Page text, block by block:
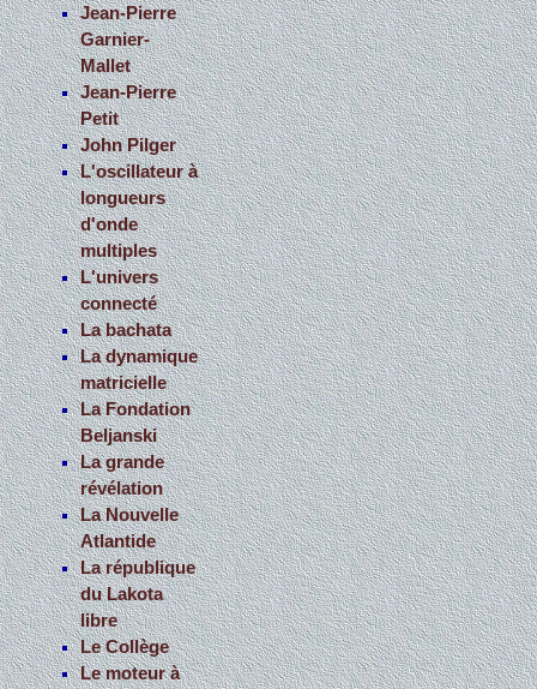
Jean-Pierre
Garnier-
Mallet
Jean-Pierre
Petit
John Pilger
L'oscillateur à
longueurs
d'onde
multiples
L'univers
connecté
La bachata
La dynamique
matricielle
La Fondation
Beljanski
La grande
révélation
La Nouvelle
Atlantide
La république
du Lakota
libre
Le Collège
Le moteur à